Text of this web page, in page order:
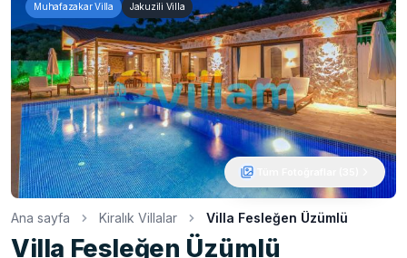
Muhafazakar Villa Jakuzili Villa
Ana sayfa Kiralık Villalar Villa Fesleğen Üzümlü
Villa Fesleğen Üzümlü